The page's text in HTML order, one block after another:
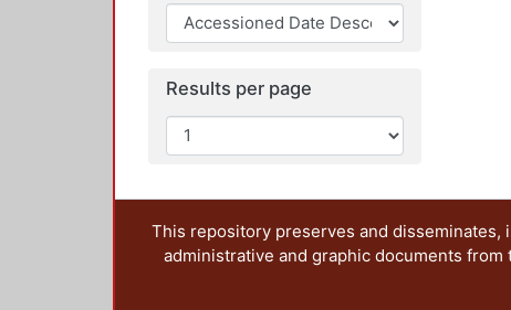
Results per page
This repository preserves and disseminates,
administrative and graphic documents